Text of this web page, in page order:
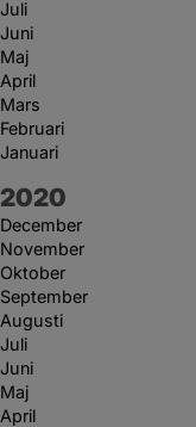
Juli
Juni
Maj
April
Mars
Februari
Januari
År:
2020
December
November
Oktober
September
Augusti
Juli
Juni
Maj
April